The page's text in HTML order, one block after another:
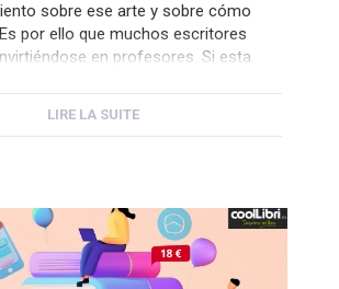
sobre ese arte y sobre cómo
por ello que muchos escritores
en profesores. Si esta
LIRE LA SUITE